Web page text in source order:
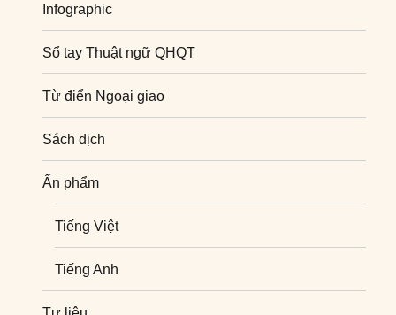
Infographic
Sổ tay Thuật ngữ QHQT
Từ điển Ngoại giao
Sách dịch
Ấn phẩm
Tiếng Việt
Tiếng Anh